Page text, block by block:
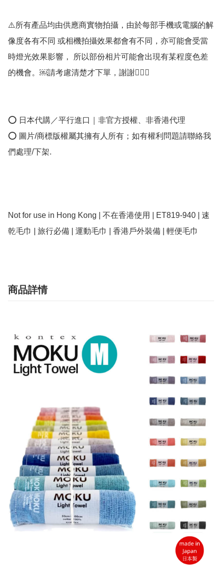
⚠️所有產品均由供應商實物拍攝，由於每部手機或電腦的解
像度各有不同 或相機拍攝效果都會有不同，亦可能會受當
時燈光效果影響， 所以部份相片可能會出現有某程度色差
的機會。￼請考慮清楚才下單，謝謝🙇🏼‍♀️
⭕ 日本代購／平行進口｜非官方授權、非香港代理
⭕ 圖片/商標版權屬其擁有人所有；如有權利問題請聯絡我
們處理/下架.
Not for use in Hong Kong | 不在香港使用 | ET819-940 | 速
乾毛巾 | 旅行必備 | 運動毛巾 | 香港戶外裝備 | 輕便毛巾
商品詳情